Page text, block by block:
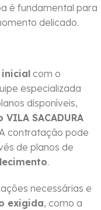
é fundamental para
delicado.
com o
especializada
disponíveis,
SACADURA
contratação pode
de planos de
.
necessárias e
exigida, como a